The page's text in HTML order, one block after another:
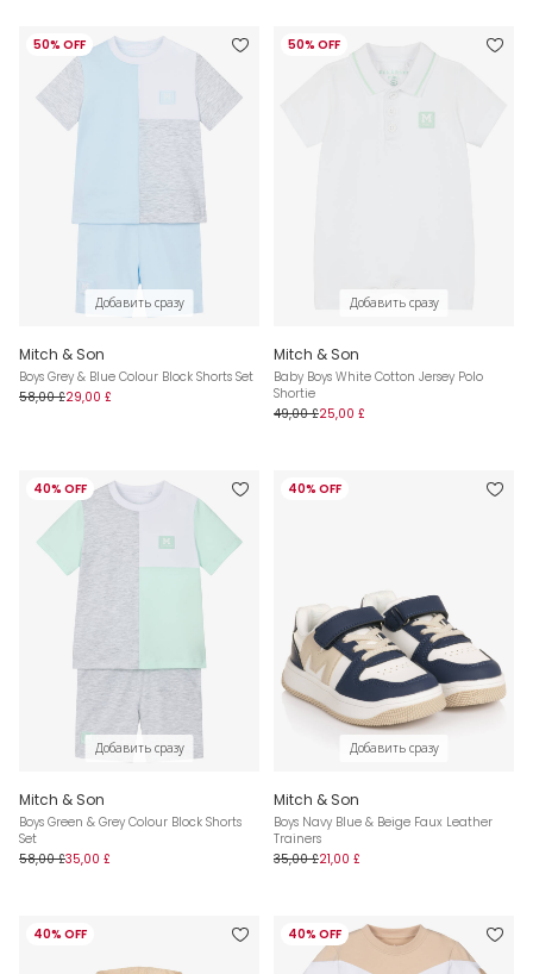
50% OFF
Добавить сразу
Mitch & Son
Boys Grey & Blue Colour Block Shorts Set
58,00 £29,00 £
50% OFF
Добавить сразу
Mitch & Son
Baby Boys White Cotton Jersey Polo
Shortie
49,00 £25,00 £
40% OFF
Добавить сразу
Mitch & Son
Boys Green & Grey Colour Block Shorts
Set
58,00 £35,00 £
40% OFF
Добавить сразу
Mitch & Son
Boys Navy Blue & Beige Faux Leather
Trainers
35,00 £21,00 £
40% OFF 40% OFF